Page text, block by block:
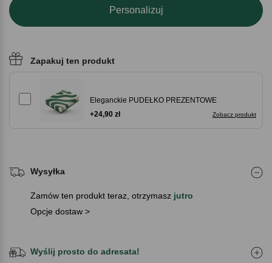
Personalizuj
Zapakuj ten produkt
Eleganckie PUDEŁKO PREZENTOWE
Zobacz produkt
+24,90 zł
Wysyłka
Zamów ten produkt teraz, otrzymasz jutro
Opcje dostaw >
Wyślij prosto do adresata!